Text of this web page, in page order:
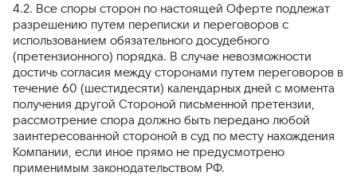
4.2. Все споры сторон по настоящей Оферте подлежат
разрешению путем переписки и переговоров с
использованием обязательного досудебного
(претензионного) порядка. В случае невозможности
достичь согласия между сторонами путем переговоров в
течение 60 (шестидесяти) календарных дней с момента
получения другой Стороной письменной претензии,
рассмотрение спора должно быть передано любой
заинтересованной стороной в суд по месту нахождения
Компании, если иное прямо не предусмотрено
применимым законодательством РФ.